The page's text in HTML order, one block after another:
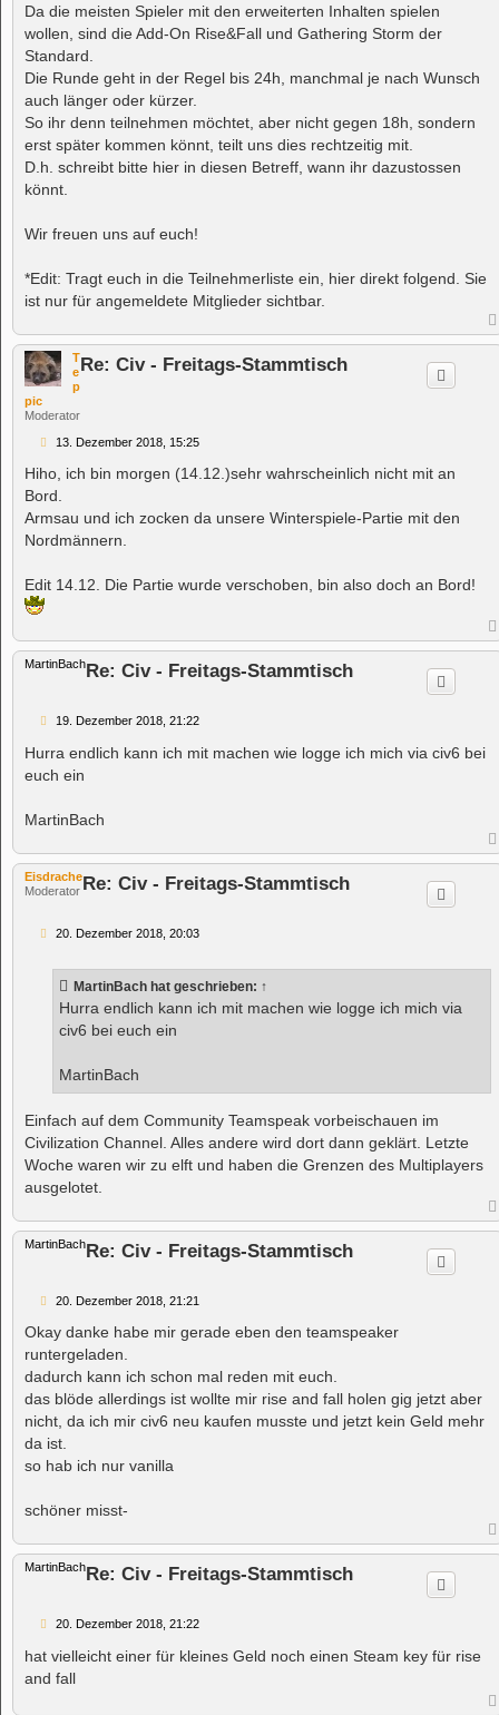
Da die meisten Spieler mit den erweiterten Inhalten spielen
wollen, sind die Add-On Rise&Fall und Gathering Storm der
Standard.
Die Runde geht in der Regel bis 24h, manchmal je nach Wunsch
auch länger oder kürzer.
So ihr denn teilnehmen möchtet, aber nicht gegen 18h, sondern
erst später kommen könnt, teilt uns dies rechtzeitig mit.
D.h. schreibt bitte hier in diesen Betreff, wann ihr dazustossen
könnt.
Wir freuen uns auf euch!
*Edit: Tragt euch in die Teilnehmerliste ein, hier direkt folgend. Sie
ist nur für angemeldete Mitglieder sichtbar.
T
e
p
pic
Moderator
Re: Civ - Freitags-Stammtisch
B
i
r
a
g
13. Dezember 2018, 15:25
Hiho, ich bin morgen (14.12.)sehr wahrscheinlich nicht mit an
Bord.
Armsau und ich zocken da unsere Winterspiele-Partie mit den
Nordmännern.
Edit 14.12. Die Partie wurde verschoben, bin also doch an Bord!
MartinBachRe: Civ - Freitags-Stammtisch
B
i
r
19. Dezember 2018, 21:22
Hurra endlich kann ich mit machen wie logge ich mich via civ6 bei
euch ein
MartinBach
Eisdrache
Moderator Re: Civ - Freitags-Stammtisch
B20. Dezember 2018, 20:03
MartinBach hat geschrieben: ↑
Hurra endlich kann ich mit machen wie logge ich mich via
civ6 bei euch ein
MartinBach
Einfach auf dem Community Teamspeak vorbeischauen im
Civilization Channel. Alles andere wird dort dann geklärt. Letzte
Woche waren wir zu elft und haben die Grenzen des Multiplayers
ausgelotet.
MartinBachRe: Civ - Freitags-Stammtisch
B
i
t
r
a
g
20. Dezember 2018, 21:21
Okay danke habe mir gerade eben den teamspeaker
runtergeladen.
dadurch kann ich schon mal reden mit euch.
das blöde allerdings ist wollte mir rise and fall holen gig jetzt aber
nicht, da ich mir civ6 neu kaufen musste und jetzt kein Geld mehr
da ist.
so hab ich nur vanilla
schöner misst-
MartinBachRe: Civ - Freitags-Stammtisch
B
i
t
20. Dezember 2018, 21:22
hat vielleicht einer für kleines Geld noch einen Steam key für rise
and fall